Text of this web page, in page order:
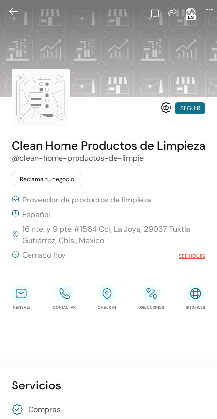
ES
SEGUIR
Clean Home Productos de Limpieza
@clean-home-productos-de-limpie
Reclama tu negocio
Proveedor de productos de limpieza
Español
16 nte. y 9 pte #1564 Col, La Joya, 29037 Tuxtla
Gutiérrez, Chis., Mexico
Cerrado hoy
SEE HOURS
MENSAJE CONTACTAR CHECK IN DIRECCIONES SITIO WEB
Servicios
Compras